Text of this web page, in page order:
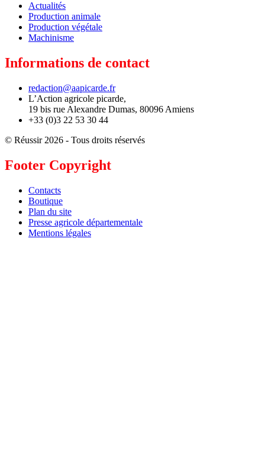
Actualités
Production animale
Production végétale
Machinisme
Informations de contact
redaction@aapicarde.fr
L’Action agricole picarde,
19 bis rue Alexandre Dumas, 80096 Amiens
+33 (0)3 22 53 30 44
© Réussir 2026 - Tous droits réservés
Footer Copyright
Contacts
Boutique
Plan du site
Presse agricole départementale
Mentions légales